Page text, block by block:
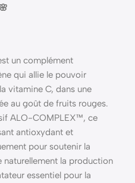
un complément
qui allie le pouvoir
vitamine C, dans une
au goût de fruits rouges.
ALO-COMPLEX™, ce
antioxydant et
pour soutenir la
la production
essentiel pour la